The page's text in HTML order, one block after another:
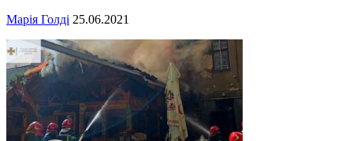
Марія Голді 25.06.2021